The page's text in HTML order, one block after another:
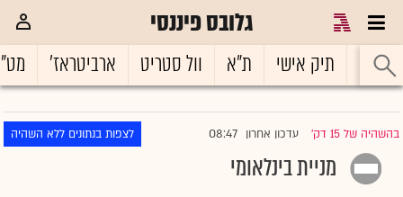
גלובס פיננסי
ראשי תיק אישי ת"א וול סטריט ארביטראז'
בהשהיה של 15 דק' |עדכון אחרון 08:47 לצפות בנתונים ללא השהיה
מניית בינלאומי